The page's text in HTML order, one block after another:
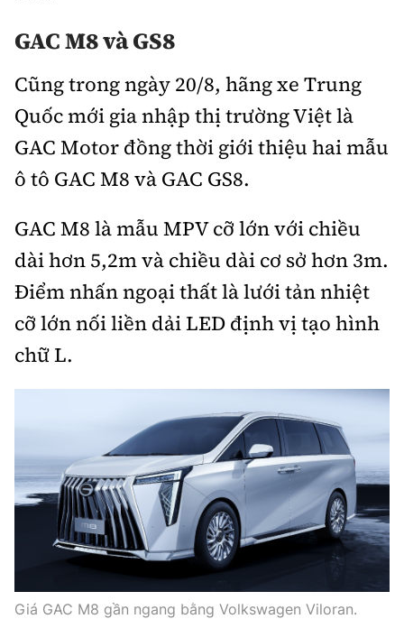
GAC M8 và GS8
Cũng trong ngày 20/8, hãng xe Trung
Quốc mới gia nhập thị trường Việt là
GAC Motor đồng thời giới thiệu hai mẫu
ô tô GAC M8 và GAC GS8.
GAC M8 là mẫu MPV cỡ lớn với chiều
dài hơn 5,2m và chiều dài cơ sở hơn 3m.
Điểm nhấn ngoại thất là lưới tản nhiệt
cỡ lớn nối liền dải LED định vị tạo hình
chữ L.
Giá GAC M8 gần ngang bằng Volkswagen Viloran.